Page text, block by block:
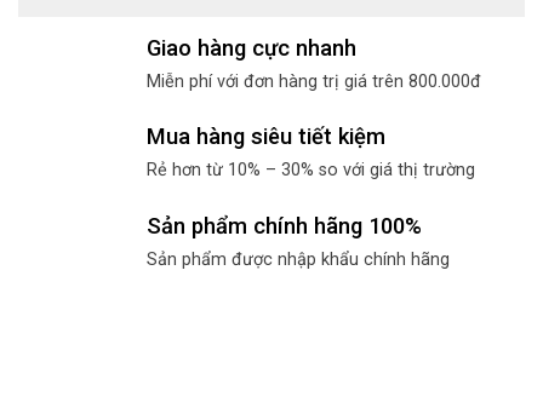
Giao hàng cực nhanh
Miễn phí với đơn hàng trị giá trên 800.000đ
Mua hàng siêu tiết kiệm
Rẻ hơn từ 10% – 30% so với giá thị trường
Sản phẩm chính hãng 100%
Sản phẩm được nhập khẩu chính hãng